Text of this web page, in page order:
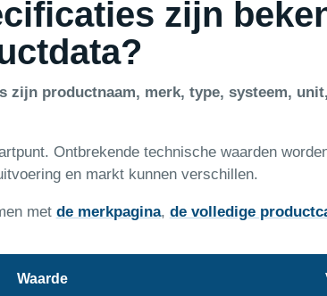
zijn
zijn productnaam, merk, type, systeem,
Ontbrekende technische waarden
en markt kunnen verschillen.
met de merkpagina, de volledige
Waarde